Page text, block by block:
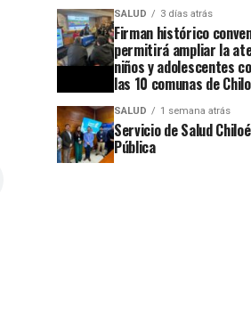
SALUD 3 días atrás
Firman histórico
permitirá ampliar la
niños y adolescentes
las 10 comunas de
SALUD 1 semana atrás
Servicio de Salud
Pública